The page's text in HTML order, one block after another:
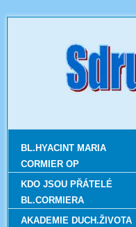
BL.HYACINT MARIA
CORMIER OP
KDO JSOU PŘÁTELÉ
BL.CORMIERA
AKADEMIE DUCH.ŽIVOTA